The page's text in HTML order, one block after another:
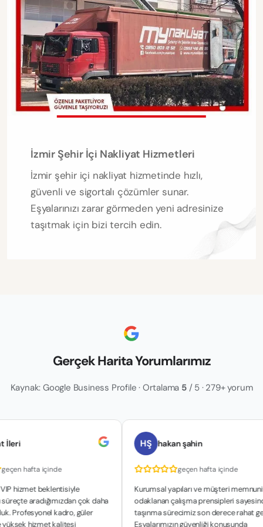
İzmir Şehir İçi Nakliyat Hizmetleri
İzmir şehir içi nakliyat hizmetinde hızlı,
güvenli ve sigortalı çözümler sunar.
Eşyalarınızı zarar görmeden yeni adresinize
taşıtmak için bizi tercih edin.
Gerçek Harita Yorumlarımız
Kaynak: Google Business Profile · Ortalama 5/ 5 · 279+ yorum
içinde
beklentisiyle
çok daha
kadro, güler
kalitesi
hakan şahin
geçen hafta içinde
Kurumsal yapıları ve müşteri memnuniyetine
odaklanan çalışma prensipleri sayesinde
taşınma sürecimiz son derece rahat geçti.
Eşyalarımızın güvenliği konusunda